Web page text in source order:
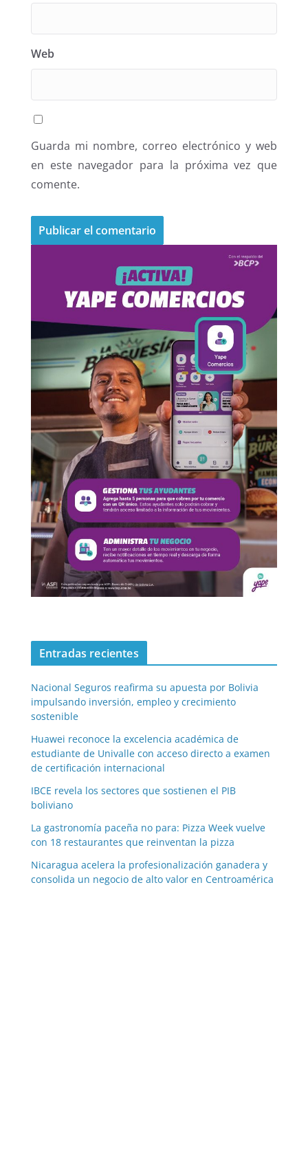
Web
Guarda mi nombre, correo electrónico y web
en este navegador para la próxima vez que
comente.
Entradas recientes
Nacional Seguros reafirma su apuesta por Bolivia
impulsando inversión, empleo y crecimiento
sostenible
Huawei reconoce la excelencia académica de
estudiante de Univalle con acceso directo a examen
de certificación internacional
IBCE revela los sectores que sostienen el PIB
boliviano
La gastronomía paceña no para: Pizza Week vuelve
con 18 restaurantes que reinventan la pizza
Nicaragua acelera la profesionalización ganadera y
consolida un negocio de alto valor en Centroamérica